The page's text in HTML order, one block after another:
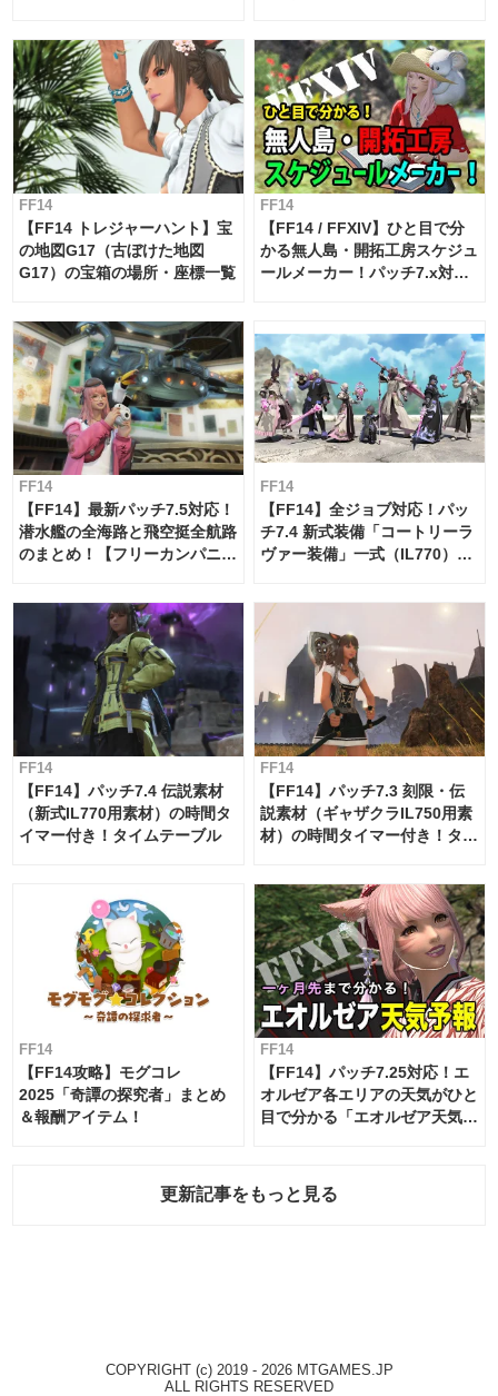
FF14
【FF14 トレジャーハント】宝
の地図G17（古ぼけた地図
G17）の宝箱の場所・座標一覧
FF14
【FF14 / FFXIV】ひと目で分
かる無人島・開拓工房スケジュ
ールメーカー！パッチ7.x対応
FF14
【FF14】最新パッチ7.5対応！
潜水艦の全海路と飛空挺全航路
のまとめ！【フリーカンパニ
FF14
【FF14】全ジョブ対応！パッ
チ7.4 新式装備「コートリーラ
ヴァー装備」一式（IL770）の
FF14
【FF14】パッチ7.4 伝説素材
（新式IL770用素材）の時間タ
イマー付き！タイムテーブル
FF14
【FF14】パッチ7.3 刻限・伝
説素材（ギャザクラIL750用素
材）の時間タイマー付き！タイ
FF14
【FF14攻略】モグコレ
2025「奇譚の探究者」まとめ
＆報酬アイテム！
FF14
【FF14】パッチ7.25対応！エ
オルゼア各エリアの天気がひと
目で分かる「エオルゼア天気予
更新記事をもっと見る
COPYRIGHT (c) 2019 - 2026 MTGAMES.JP
ALL RIGHTS RESERVED